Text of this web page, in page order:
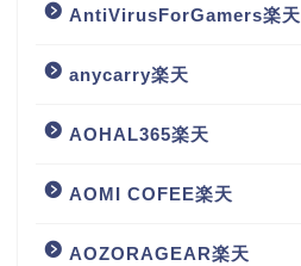
AntiVirusForGamers楽天
anycarry楽天
AOHAL365楽天
AOMI COFEE楽天
AOZORAGEAR楽天